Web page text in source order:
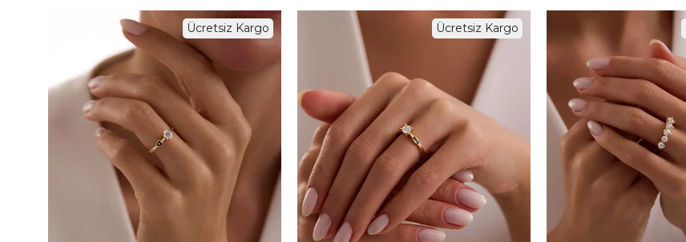
Ücretsiz Kargo
%2
Ücretsiz Kargo